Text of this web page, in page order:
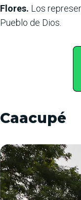
Flores. Los
Pueblo de Dios.
Caacupé